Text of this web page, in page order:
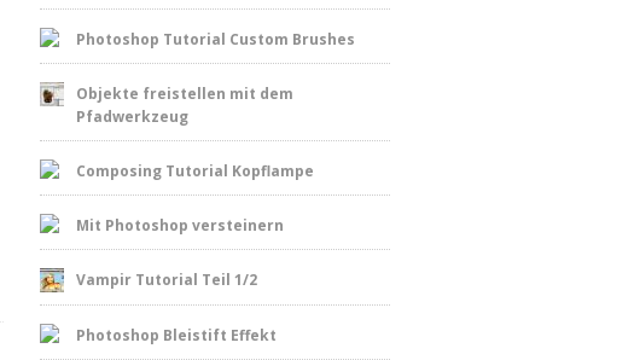
Photoshop Tutorial Custom Brushes
Objekte freistellen mit dem
Pfadwerkzeug
Composing Tutorial Kopflampe
Mit Photoshop versteinern
Vampir Tutorial Teil 1/2
Photoshop Bleistift Effekt